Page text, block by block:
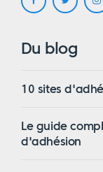
Du blog
10 sites
Le guide
d'adhésion